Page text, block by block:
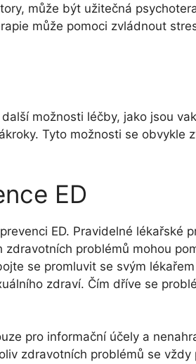
může být užitečná
může pomoci zvládnout
možnosti léčby, jako jsou
Tyto možnosti se obvykle
ED
ED. Pravidelné lékařské
problémů mohou
se promluvit se svým
zdraví. Čím dříve se
pro informační účely a
zdravotních problémů se vždy